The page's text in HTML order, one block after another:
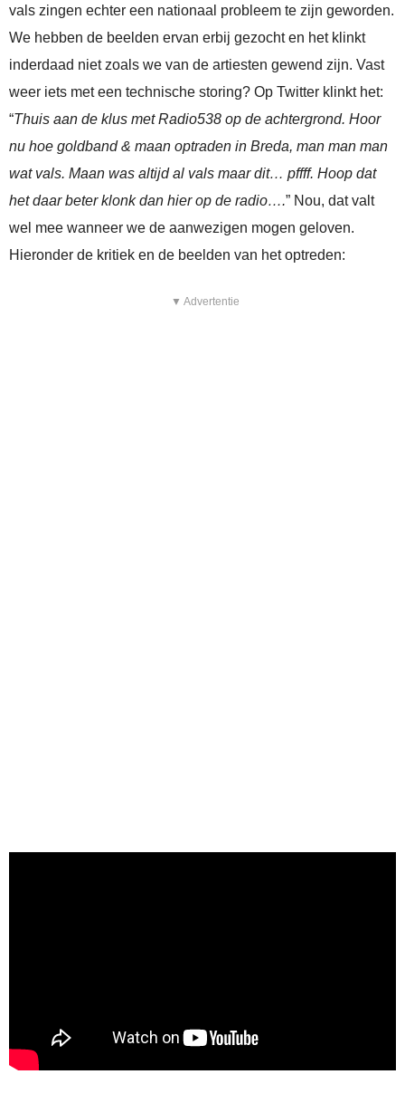
vals zingen echter een nationaal probleem te zijn geworden.
We hebben de beelden ervan erbij gezocht en het klinkt
inderdaad niet zoals we van de artiesten gewend zijn. Vast
weer iets met een technische storing? Op Twitter klinkt het:
“Thuis aan de klus met Radio538 op de achtergrond. Hoor
nu hoe goldband & maan optraden in Breda, man man man
wat vals. Maan was altijd al vals maar dit… pffff. Hoop dat
het daar beter klonk dan hier op de radio….” Nou, dat valt
wel mee wanneer we de aanwezigen mogen geloven.
Hieronder de kritiek en de beelden van het optreden:
▼ Advertentie